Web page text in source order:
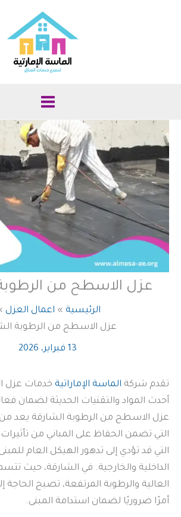
عزل الاسطح من
الرئيسية
اعمال العزل
عزل الاسطح من الرطوبة
13 فبراير، 2026
تقدم شركة الماسة الإماراتية خدمات عزل
أحدث المواد والتقنيات الحديثة لضمان
عزل الاسطح من الرطوبة الشارقة يعد من
التي تضمن الحفاظ على المباني من تأثيرات
التي قد تؤدي إلى تدهور الهيكل العام
الداخلية والخارجية. في الشارقة، حيث
العالية والرطوبة المرتفعة، تصبح
أمرًا ضروريًا لضمان استدامة المبنى.